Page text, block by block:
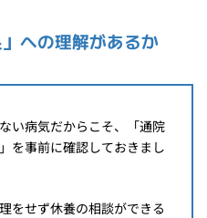
への理解があるか
い病気だからこそ、「通院
を事前に確認しておきまし
をせず休養の相談ができる